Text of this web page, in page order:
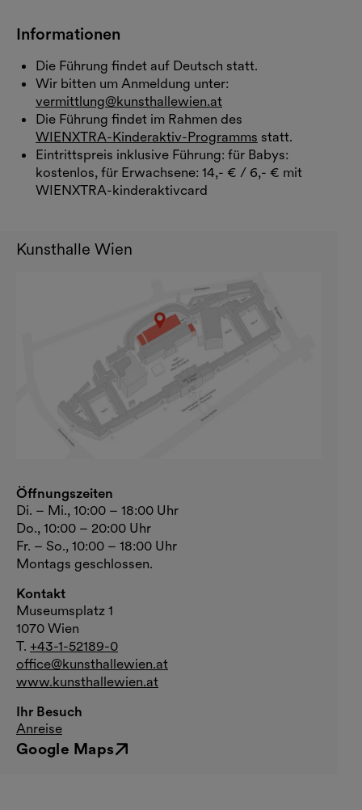
Informationen
Die Führung findet auf Deutsch statt.
Wir bitten um Anmeldung unter:
vermittlung@kunsthallewien.at
Die Führung findet im Rahmen des
WIENXTRA-Kinderaktiv-Programms statt.
Eintrittspreis inklusive Führung: für Babys:
kostenlos, für Erwachsene: 14,- € / 6,- € mit
WIENXTRA-kinderaktivcard
Kunsthalle Wien
Öffnungszeiten
Di. – Mi., 10:00 – 18:00 Uhr
Do., 10:00 – 20:00 Uhr
Fr. – So., 10:00 – 18:00 Uhr
Montags geschlossen.
Kontakt
Museumsplatz 1
1070 Wien
T. +43-1-52189-0
office@kunsthallewien.at
www.kunsthallewien.at
Ihr Besuch
Anreise
Google Maps
Externer Link